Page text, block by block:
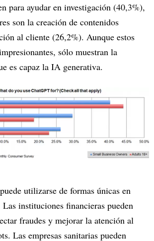
para ayudar en investigación (40,3%),
son la creación de contenidos
al cliente (26,2%). Aunque estos
sólo muestran la
es capaz la IA generativa.
utilizarse de formas únicas en
instituciones financieras pueden
fraudes y mejorar la atención al
Las empresas sanitarias pueden